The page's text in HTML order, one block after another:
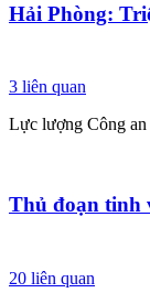
Hải Phòng:
3 liên quan
Lực lượng Công an
Thủ đoạn tinh
20 liên quan